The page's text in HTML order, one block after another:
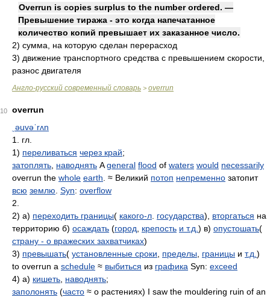
Overrun is copies surplus to the number ordered. —
Превышение тиража - это когда напечатанное
количество копий превышает их заказанное число.
2) сумма, на которую сделан перерасход
3) движение транспортного средства с превышением скорости,
разнос двигателя
Англо-русский современный словарь > overrun
10
overrun
ˌəuvəˈrʌn
1. гл.
1) переливаться через край;
затоплять наводнять Ageneral flood of waters would necessarily
overrun the whole earth . ≈ Великий потоп непременно затопит
всю землю Syn: overflow
2.
2) а) переходить границы( какого-л государства), вторгаться на
территорию б) осаждать (город крепость и т.д. ) в) опустошать(
страну - о вражеских захватчиках)
3) превышать( установленные сроки пределы границы и т.д. )
to overrun a schedule ≈ выбиться из графика Syn: exceed
4) а) кишеть наводнять;
заполонять (часто ≈ о растениях) I saw the mouldering ruin of an